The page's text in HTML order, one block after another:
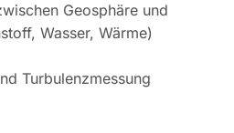
Geosphäre und
Wasser, Wärme)
Turbulenzmessung